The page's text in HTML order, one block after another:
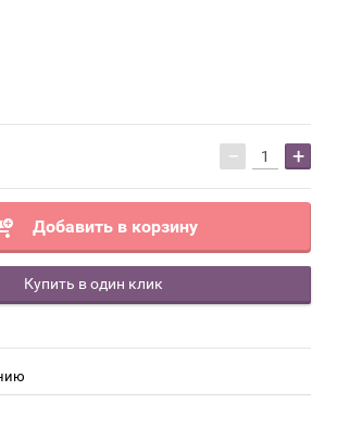
− +
Добавить в корзину
Купить в один клик